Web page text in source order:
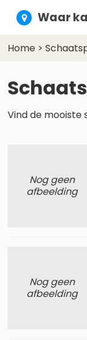
Waar
Home >
Vind de mooiste
Nog geen
afbeelding
Nog geen
afbeelding